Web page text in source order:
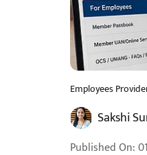
Employees
Sakshi
Published On: